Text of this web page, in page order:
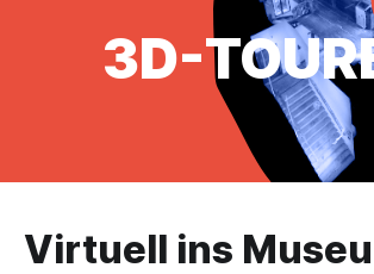
3D-
Virtuell ins